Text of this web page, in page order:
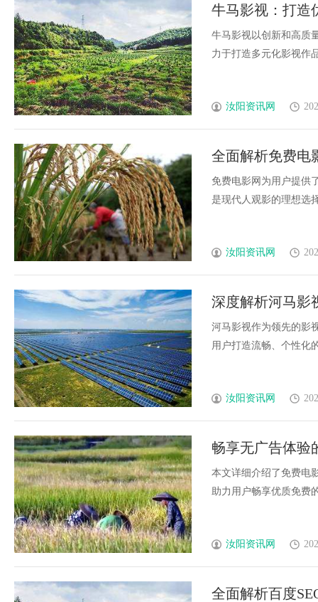
牛马影视：打造
牛马影视以创新和高质
力于打造多元化影视作
汝阳资讯网
全面解析免费电
源
免费电影网为用户提供
是现代人观影的理想选
汝阳资讯网
深度解析河马影
河马影视作为领先的影
用户打造流畅、个性化
汝阳资讯网
畅享无广告体验
本文详细介绍了免费电
助力用户畅享优质免费
汝阳资讯网
全面解析百度